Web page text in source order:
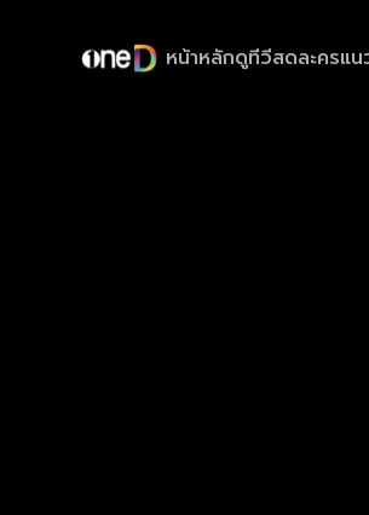
หน้าหลักดูทีวีสดละครแ